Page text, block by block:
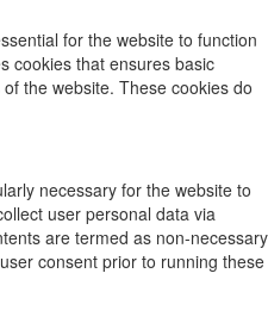
for the website to function
cookies that ensures basic
the website. These cookies do
necessary for the website to
user personal data via
are termed as non-necessary
consent prior to running these